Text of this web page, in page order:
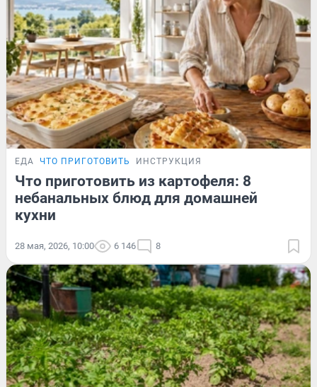
ЕДА ЧТО ПРИГОТОВИТЬ ИНСТРУКЦИЯ
Что приготовить из картофеля: 8
небанальных блюд для домашней
кухни
28 мая, 2026, 10:00 6 146 8